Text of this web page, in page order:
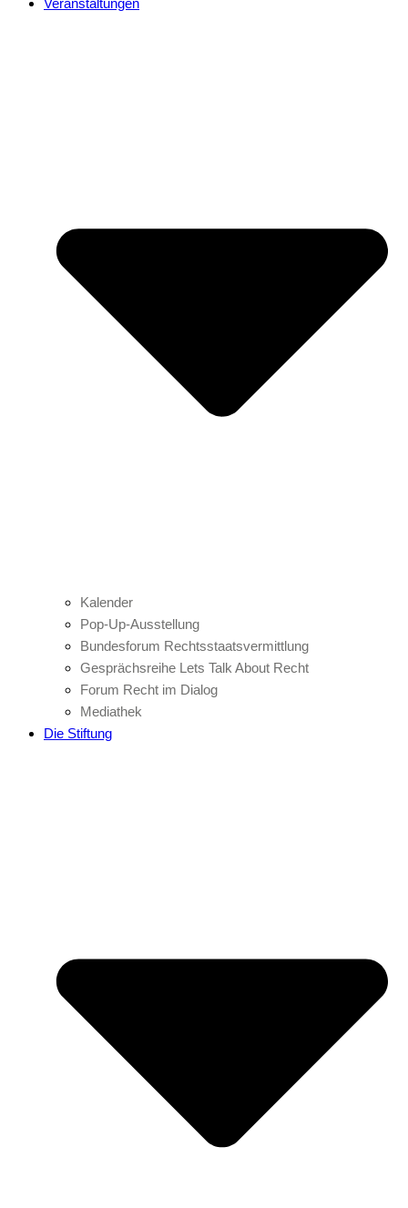
Veranstaltungen
Kalender
Pop-Up-Ausstellung
Bundesforum Rechtsstaatsvermittlung
Gesprächsreihe Lets Talk About Recht
Forum Recht im Dialog
Mediathek
Die Stiftung